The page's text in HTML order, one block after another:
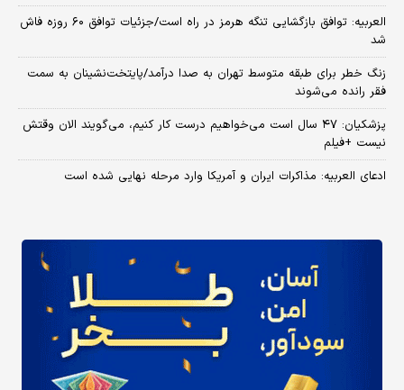
العربیه: توافق بازگشایی تنگه هرمز در راه است/جزئیات توافق ۶۰ روزه فاش
شد
زنگ خطر برای طبقه متوسط تهران به صدا درآمد/پایتخت‌نشینان به سمت
فقر رانده می‌شوند
پزشکیان: ۴۷ سال است می‌خواهیم درست کار کنیم، می‌گویند الان وقتش
نیست +فیلم
ادعای العربیه: مذاکرات ایران و آمریکا وارد مرحله نهایی شده است